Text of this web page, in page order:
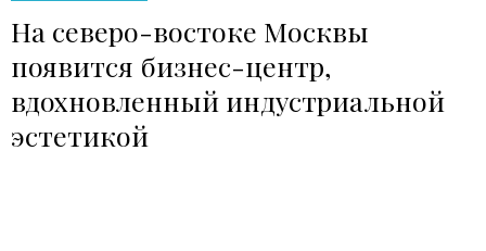
На северо-востоке Москвы
появится бизнес-центр,
вдохновленный индустриальной
эстетикой